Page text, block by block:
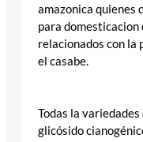
amazonica quienes
para domesticacion
relacionados con la
el casabe.
Todas la
glicósido